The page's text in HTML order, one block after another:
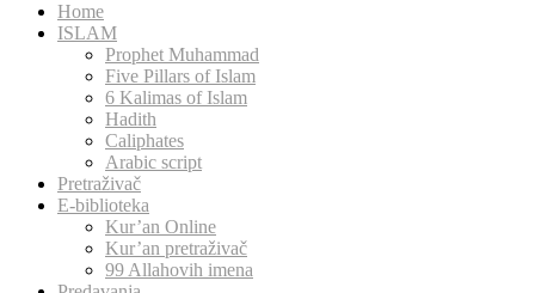
Home
ISLAM
Prophet Muhammad
Five Pillars of Islam
6 Kalimas of Islam
Hadith
Caliphates
Arabic script
Pretraživač
E-biblioteka
Kur’an Online
Kur’an pretraživač
99 Allahovih imena